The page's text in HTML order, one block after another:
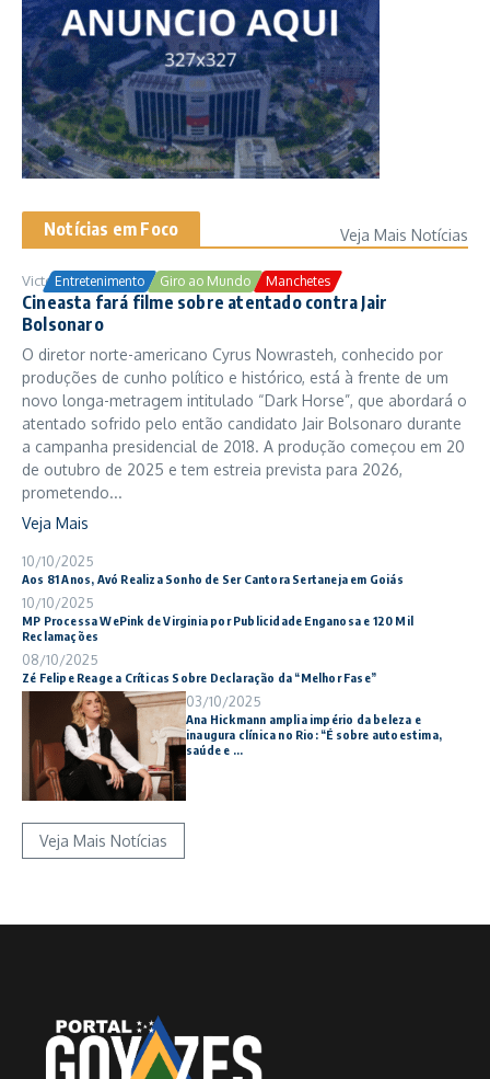
Notícias em Foco Veja Mais Notícias
Entretenimento Giro ao Mundo Manchetes
Victor Samuel 24/10/2025
Cineasta fará filme sobre atentado contra Jair
Bolsonaro
O diretor norte-americano Cyrus Nowrasteh, conhecido por
produções de cunho político e histórico, está à frente de um
novo longa-metragem intitulado “Dark Horse”, que abordará o
atentado sofrido pelo então candidato Jair Bolsonaro durante
a campanha presidencial de 2018. A produção começou em 20
de outubro de 2025 e tem estreia prevista para 2026,
prometendo...
Veja Mais
10/10/2025
Aos 81 Anos, Avó Realiza Sonho de Ser Cantora Sertaneja em Goiás
10/10/2025
MP Processa WePink de Virginia por Publicidade Enganosa e 120 Mil
Reclamações
08/10/2025
Zé Felipe Reage a Críticas Sobre Declaração da “Melhor Fase”
03/10/2025
Ana Hickmann amplia império da beleza e
inaugura clínica no Rio: “É sobre autoestima,
saúde e ...
Veja Mais Notícias